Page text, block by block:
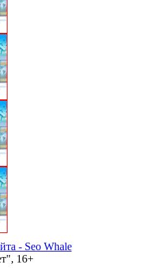
- Seo Whale
16+